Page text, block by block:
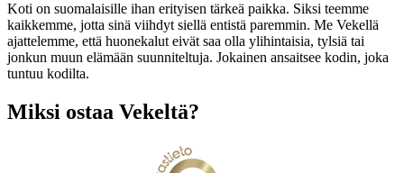
Koti on suomalaisille ihan erityisen tärkeä paikka. Siksi teemme
kaikkemme, jotta sinä viihdyt siellä entistä paremmin. Me Vekellä
ajattelemme, että huonekalut eivät saa olla ylihintaisia, tylsiä tai
jonkun muun elämään suunniteltuja. Jokainen ansaitsee kodin, joka
tuntuu kodilta.
Miksi ostaa Vekeltä?